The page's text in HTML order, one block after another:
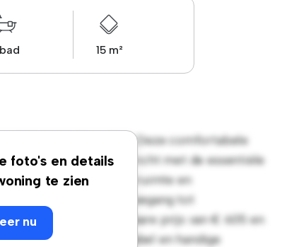
15 m²
foto's en details
te zien
nu
120, 1050, Bruxelles! Deze comfortabele
Deze kamer is ingericht met de essentiële
bed, een werkruimte en
heb je gemakkelijk toegang tot
heeft een betaalbare prijs van € 605 en
zijn naar een comfortabel en handige